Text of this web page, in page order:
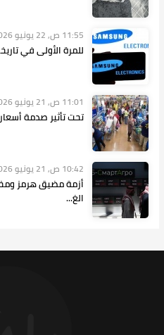
11:55 ص, 22 يونيو 2026
للمرة الأولى في
11:01 ص, 21 يونيو 2026
تحت تأثير صدمة
10:42 ص, 21 يونيو 2026
أزمة مضيق هرمز
الغ...